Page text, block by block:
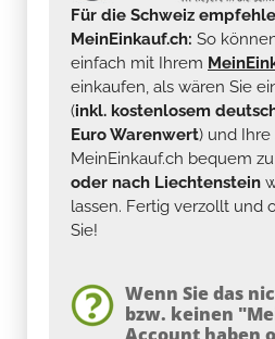
Für die Schweiz
MeinEinkauf.ch: So
einfach mit Ihrem
einkaufen, als wären Sie
(inkl. kostenlosem
Euro Warenwert) und
MeinEinkauf.ch bequem
oder nach Liechtenstein
lassen. Fertig verzollt und
Sie!
Wenn Sie das
bzw. keinen